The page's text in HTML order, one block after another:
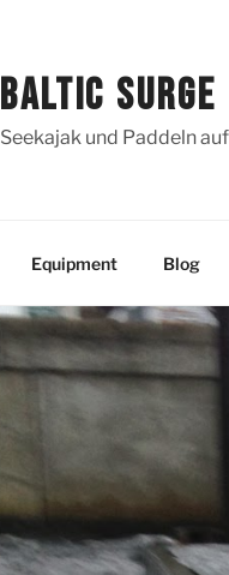
BALTIC SURGE
Seekajak und Paddeln
Equipment Blog